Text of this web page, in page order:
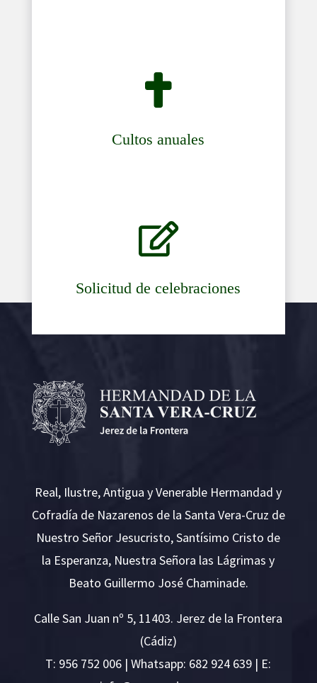

Cultos anuales

Solicitud de celebraciones
Real, Ilustre, Antigua y Venerable Hermandad y
Cofradía de Nazarenos de la Santa Vera-Cruz de
Nuestro Señor Jesucristo, Santísimo Cristo de
la Esperanza, Nuestra Señora las Lágrimas y
Beato Guillermo José Chaminade.
Calle San Juan nº 5, 11403. Jerez de la Frontera
(Cádiz)
T: 956 752 006 | Whatsapp: 682 924 639 | E: